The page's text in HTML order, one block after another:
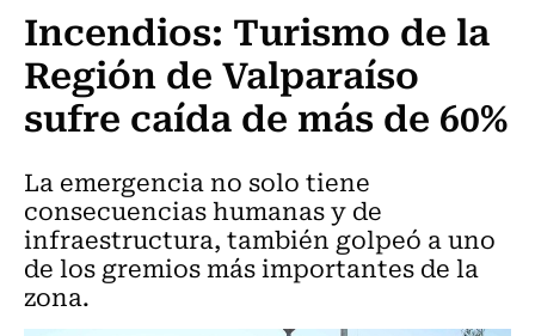
Incendios: Turismo de la
Región de Valparaíso
sufre caída de más de 60%
La emergencia no solo tiene
consecuencias humanas y de
infraestructura, también golpeó a uno
de los gremios más importantes de la
zona.